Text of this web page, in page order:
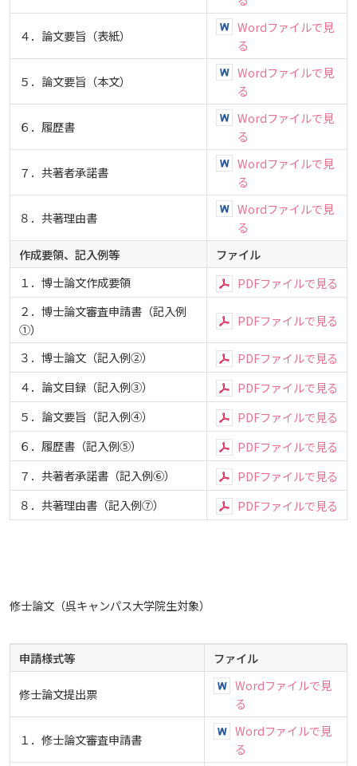
４．論文要旨（表紙）
Wordファイルで見
る
５．論文要旨（本文）
Wordファイルで見
る
６．履歴書
Wordファイルで見
る
７．共著者承諾書
Wordファイルで見
る
８．共著理由書
Wordファイルで見
る
作成要領、記入例等
ファイル
１．博士論文作成要領
PDFファイルで見る
２．博士論文審査申請書（記入例
①）
PDFファイルで見る
３．博士論文（記入例②）
PDFファイルで見る
４．論文目録（記入例③）
PDFファイルで見る
５．論文要旨（記入例④）
PDFファイルで見る
６．履歴書（記入例⑤）
PDFファイルで見る
７．共著者承諾書（記入例⑥）
PDFファイルで見る
８．共著理由書（記入例⑦）
PDFファイルで見る
修士論文（呉キャンパス大学院生対象）
申請様式等 ファイル
修士論文提出票
Wordファイルで見
る
１．修士論文審査申請書
Wordファイルで見
る